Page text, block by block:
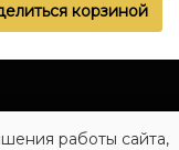
корзиной
работы сайта,